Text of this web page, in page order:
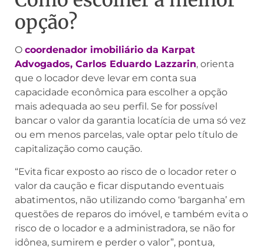
opção?
O coordenador imobiliário da Karpat
Advogados, Carlos Eduardo Lazzarin, orienta
que o locador deve levar em conta sua
capacidade econômica para escolher a opção
mais adequada ao seu perfil. Se for possível
bancar o valor da garantia locatícia de uma só vez
ou em menos parcelas, vale optar pelo título de
capitalização como caução.
“Evita ficar exposto ao risco de o locador reter o
valor da caução e ficar disputando eventuais
abatimentos, não utilizando como ‘barganha’ em
questões de reparos do imóvel, e também evita o
risco de o locador e a administradora, se não for
idônea, sumirem e perder o valor”, pontua,